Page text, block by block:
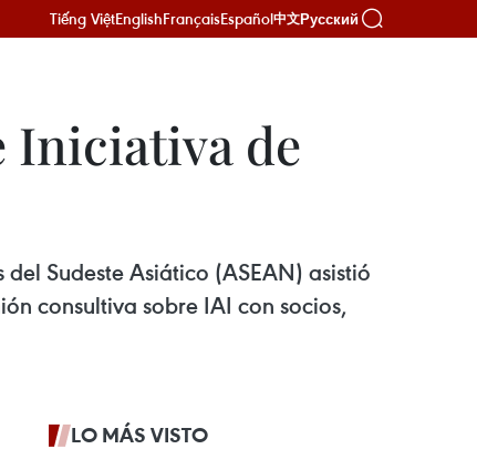
Tiếng ViệtEnglishFrançaisEspañol中文Русский
Iniciativa de
Sudeste Asiático (ASEAN) asistió
consultiva sobre IAI con socios,
LO MÁS VISTO